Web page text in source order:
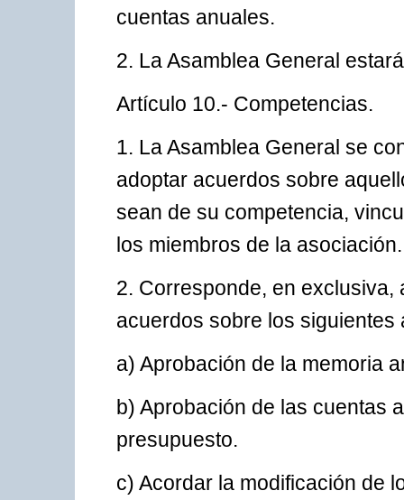
cuentas anuales.
2. La Asamblea General
Artículo 10.- Competencias.
1. La Asamblea General se
adoptar acuerdos sobre
sean de su competencia,
los miembros de la asociación.
2. Corresponde, en exclusiva,
acuerdos sobre los siguientes
a) Aprobación de la memoria
b) Aprobación de las cuentas
presupuesto.
c) Acordar la modificación de